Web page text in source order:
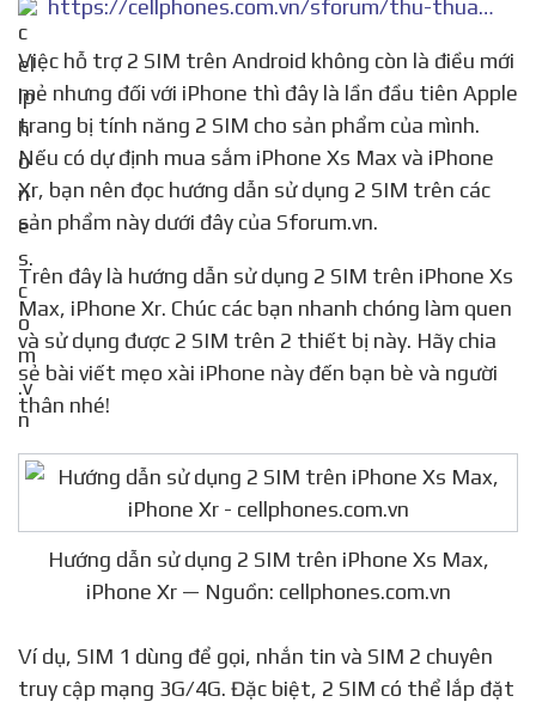
https://cellphones.com.vn/sforum/thu-thuat-huong-dan-su-dung-2-sim-tren-iphone-xs-max-iphone-xr
Việc hỗ trợ 2 SIM trên Android không còn là điều mới
mẻ nhưng đối với iPhone thì đây là lần đầu tiên Apple
trang bị tính năng 2 SIM cho sản phẩm của mình.
Nếu có dự định mua sắm iPhone Xs Max và iPhone
Xr, bạn nên đọc hướng dẫn sử dụng 2 SIM trên các
sản phẩm này dưới đây của Sforum.vn.
Trên đây là hướng dẫn sử dụng 2 SIM trên iPhone Xs
Max, iPhone Xr. Chúc các bạn nhanh chóng làm quen
và sử dụng được 2 SIM trên 2 thiết bị này. Hãy chia
sẻ bài viết mẹo xài iPhone này đến bạn bè và người
thân nhé!
Hướng dẫn sử dụng 2 SIM trên iPhone Xs Max,
iPhone Xr — Nguồn: cellphones.com.vn
Ví dụ, SIM 1 dùng để gọi, nhắn tin và SIM 2 chuyên
truy cập mạng 3G/4G. Đặc biệt, 2 SIM có thể lắp đặt